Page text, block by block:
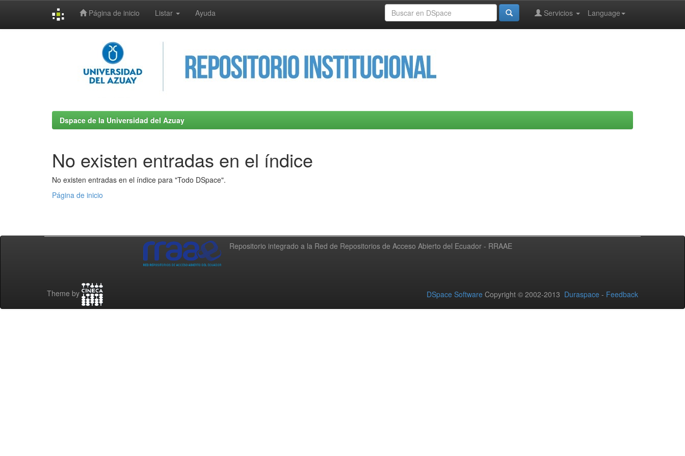
Página de inicio Listar Ayuda Language
Servicios
Dspace de la Universidad del Azuay
No existen entradas en el índice
No existen entradas en el índice para "Todo DSpace".
Página de inicio
Repositorio integrado a la Red de Repositorios de Acceso Abierto del Ecuador - RRAAE
Theme by DSpace Software Copyright © 2002-2013 Duraspace - Feedback